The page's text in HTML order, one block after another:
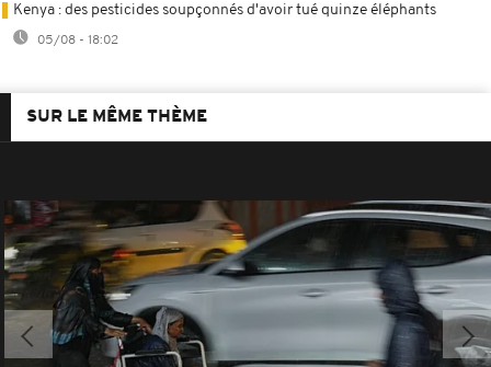
Kenya : des pesticides soupçonnés d'avoir tué quinze éléphants
05/08 - 18:02
SUR LE MÊME THÈME